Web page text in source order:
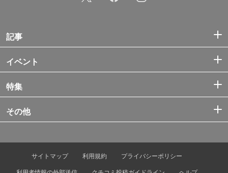
記事
イベント
特集
その他
サイトマップ 利用規約
プライバシーポリシー